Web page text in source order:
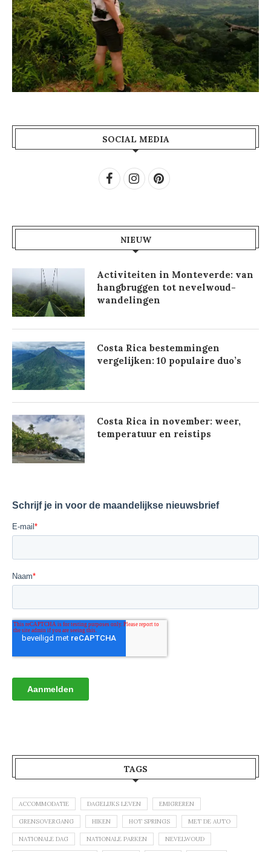
SOCIAL MEDIA
NIEUW
Activiteiten in Monteverde: van
hangbruggen tot nevelwoud-
wandelingen
Costa Rica bestemmingen
vergelijken: 10 populaire duo’s
Costa Rica in november: weer,
temperatuur en reistips
TAGS
ACCOMMODATIE DAGELIJKS LEVEN EMIGREREN
GRENSOVERGANG HIKEN HOT SPRINGS MET DE AUTO
NATIONALE DAG NATIONALE PARKEN NEVELWOUD